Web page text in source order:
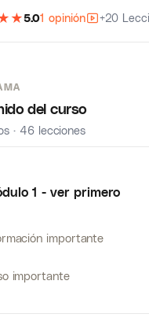
★5.01 opinión +20
del curso
· 46 lecciones
1 - ver primero
importante
importante